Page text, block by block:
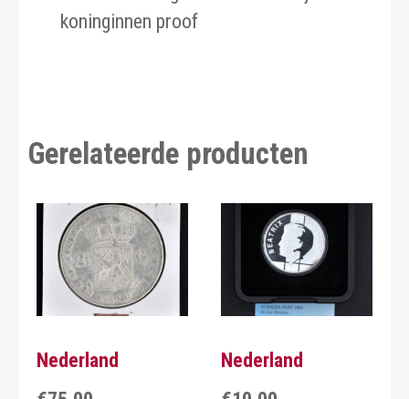
koninginnen proof
Gerelateerde producten
Nederland
Nederland